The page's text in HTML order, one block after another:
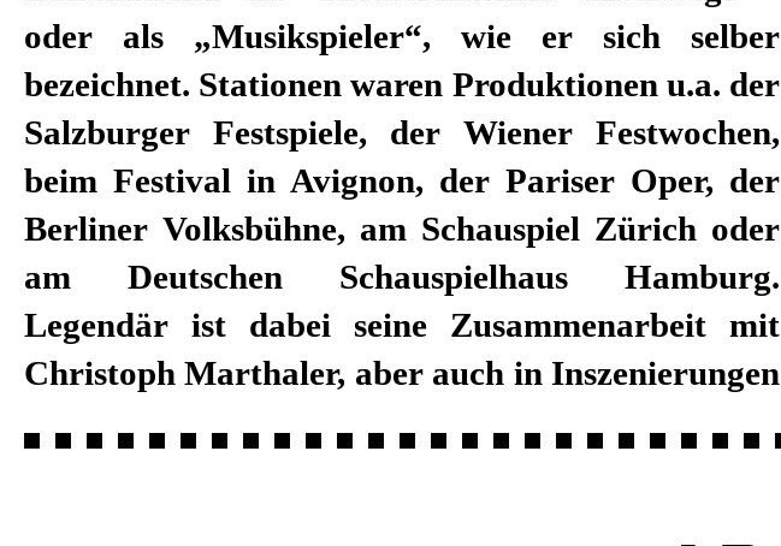
oder als „Musikspieler“, wie er sich selber
bezeichnet. Stationen waren Produktionen u.a. der
Salzburger Festspiele, der Wiener Festwochen,
beim Festival in Avignon, der Pariser Oper, der
Berliner Volksbühne, am Schauspiel Zürich oder
am Deutschen Schauspielhaus Hamburg.
Legendär ist dabei seine Zusammenarbeit mit
Christoph Marthaler, aber auch in Inszenierungen
vielen Solo-Abenden zu sehen und zu hören, die
stets in Zusammenarbeit mit seiner Frau Claudia
Carigiet entstehen. Die leisen Töne, gern von der
Glasharfe, prägen seine Arbeit ebenso wie seine
feine Ironie. Jürg Kienberger ist Träger des
Schweizer Musikpreises 2017, wurde mit dem
Schweizer Kleinkunstpreis 2014 ausgezeichnet